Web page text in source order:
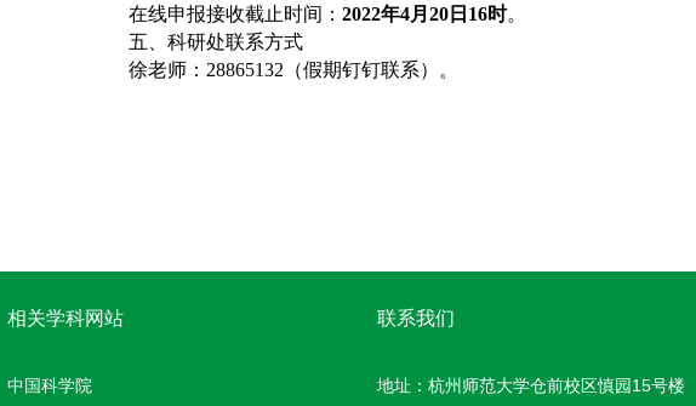
在线申报接收截止时间： 2022年4月20日16时。
五、科研处联系方式
徐老师：28865132（假期钉钉联系）。
相关学科网站
中国科学院
联系我们
地址：杭州师范大学仓前校区慎园15号楼